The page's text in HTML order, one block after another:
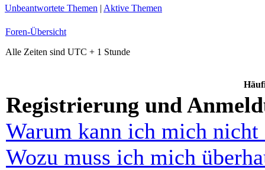
Unbeantwortete Themen | Aktive Themen
Foren-Übersicht
Alle Zeiten sind UTC + 1 Stunde
Registrierung und
Warum kann ich mich nicht
Wozu muss ich mich